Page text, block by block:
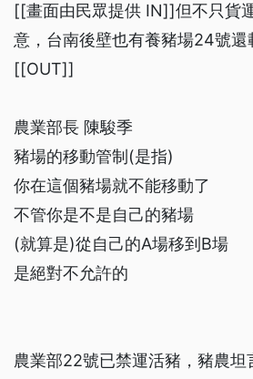
[[畫面由民眾提供 IN]]但不只貨
意，台南後壁也有養豬場24號還
[[OUT]]
農業部長 陳駿季
豬場的移動管制(是指)
你在這個豬場就不能移動了
不管你是不是自己的豬場
(就算是)從自己的A場移到B場
是絕對不允許的
農業部22號已禁運活豬，豬農